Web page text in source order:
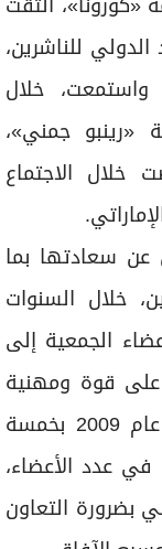
للناشرين،
واستمعت، خلال
«رينبو جمني»،
خلال الاجتماع
عن سعادتها بما
خلال السنوات
الجمعية إلى
على قوة ومهنية
الناشرين الإماراتيين، حيث بدأت في عام 2009 بخمسة
عدد الأعضاء،
بضرورة التعاون